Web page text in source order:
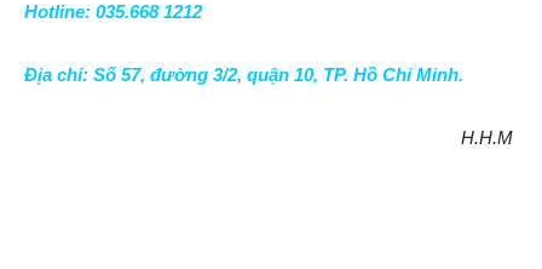
Hotline: 035.668 1212
Địa chỉ: Số 57, đường 3/2, quận 10, TP. Hồ Chí Minh.
H.H.M